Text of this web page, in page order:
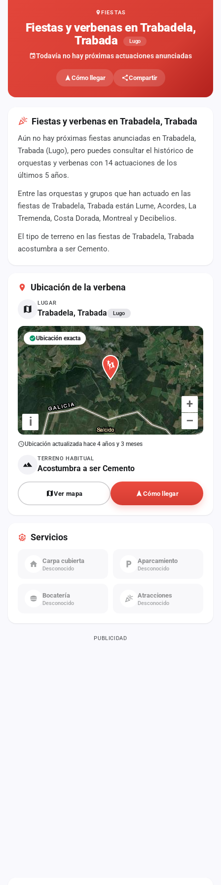
FIESTAS
Fiestas y verbenas en Trabadela,
Trabada
Lugo
Todavía no hay próximas actuaciones anunciadas
Cómo llegar Compartir
Fiestas y verbenas en Trabadela, Trabada
Aún no hay próximas fiestas anunciadas en Trabadela,
Trabada (Lugo), pero puedes consultar el histórico de
orquestas y verbenas con 14 actuaciones de los
últimos 5 años.
Entre las orquestas y grupos que han actuado en las
fiestas de Trabadela, Trabada están Lume, Acordes, La
Tremenda, Costa Dorada, Montreal y Decibelios.
El tipo de terreno en las fiestas de Trabadela, Trabada
acostumbra a ser Cemento.
Ubicación de la verbena
LUGAR
Trabadela, Trabada Lugo
+
–
i
Ubicación exacta
Ubicación actualizada hace 4 años y 3 meses
TERRENO HABITUAL
Acostumbra a ser Cemento
Ver mapa Cómo llegar
Servicios
Carpa cubierta
Desconocido
Aparcamiento
Desconocido
Bocatería
Desconocido
Atracciones
Desconocido
PUBLICIDAD
fiestas
Componentes
Agencias
Rankings
Vídeos
Anuncios
Iniciar
sesión
Crear
Administración